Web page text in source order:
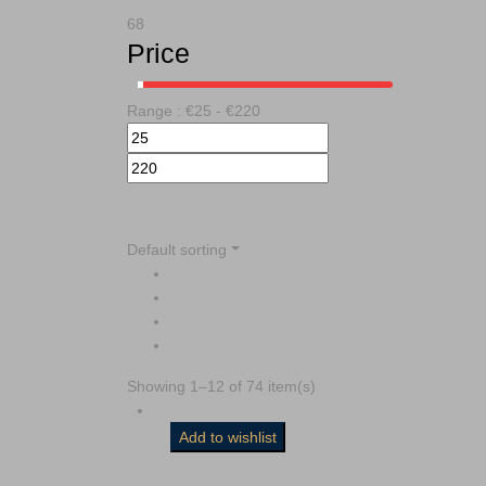
68
Price
Range : €25 - €220
Default sorting
Showing 1–12 of 74 item(s)
Add to wishlist